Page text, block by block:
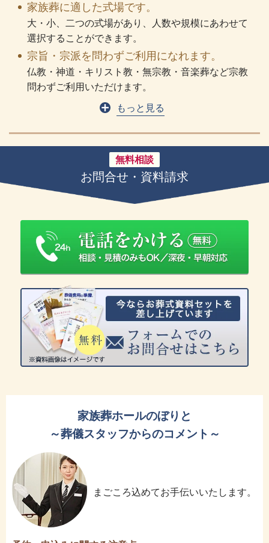
家族葬に適した式場です。
大・小、二つの式場があり、人数や規模にあわせて
選択することができます。
宗旨・宗派を問わずご利用になれます。
仏教・神道・キリスト教・無宗教・音楽葬など宗教
問わずご利用いただけます。
もっと見る
無料相談
お問合せ・資料請求
家族葬ホールのぼりと
～葬儀スタッフからのコメント～
まごころ込めてお手伝いいたします。